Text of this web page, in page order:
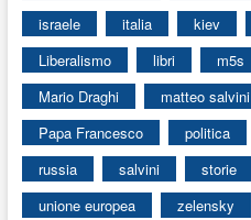
israele
italia kiev
Liberalismo
libri m5s
Mario Draghi
matteo salvini
Papa Francesco
politica
russia
salvini storie
unione europea
zelensky